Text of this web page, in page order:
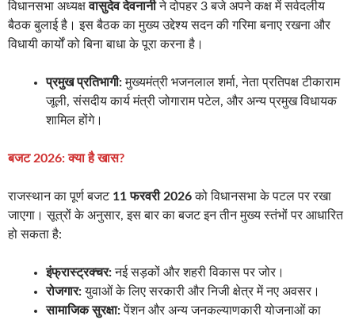
विधानसभा अध्यक्षवासुदेव देवनानीने दोपहर 3 बजे अपने कक्ष में सर्वदलीय
बैठक बुलाई है। इस बैठक का मुख्य उद्देश्य सदन की गरिमा बनाए रखना और
विधायी कार्यों को बिना बाधा के पूरा करना है।
प्रमुख प्रतिभागी:मुख्यमंत्री भजनलाल शर्मा, नेता प्रतिपक्ष टीकाराम
जूली, संसदीय कार्य मंत्री जोगाराम पटेल, और अन्य प्रमुख विधायक
शामिल होंगे।
बजट 2026: क्या है खास?
राजस्थान का पूर्ण बजट 11 फरवरी 2026को विधानसभा के पटल पर रखा
जाएगा। सूत्रों के अनुसार, इस बार का बजट इन तीन मुख्य स्तंभों पर आधारित
हो सकता है:
इंफ्रास्ट्रक्चर:नई सड़कों और शहरी विकास पर जोर।
रोजगार:युवाओं के लिए सरकारी और निजी क्षेत्र में नए अवसर।
सामाजिक सुरक्षा:पेंशन और अन्य जनकल्याणकारी योजनाओं का